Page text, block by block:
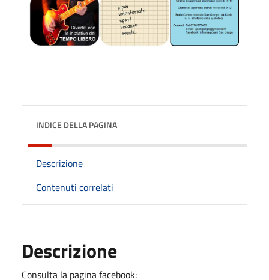
INDICE DELLA PAGINA
Descrizione
Contenuti correlati
Descrizione
Consulta la pagina facebook: